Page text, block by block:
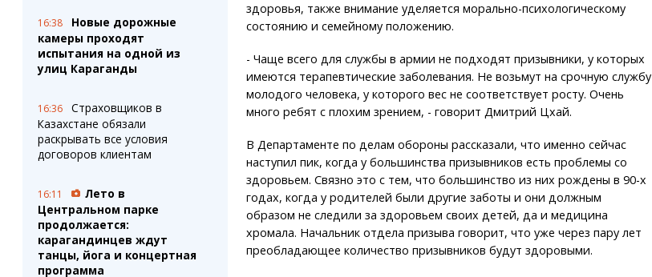
16:38
Новые дорожные
камеры проходят
испытания на одной из
улиц Караганды
16:36
Страховщиков в
Казахстане обязали
раскрывать все условия
договоров клиентам
16:11
Лето в
Центральном парке
продолжается:
карагандинцев ждут
танцы, йога и концертная
программа
здоровья, также внимание уделяется морально-психологическому
состоянию и семейному положению.
- Чаще всего для службы в армии не подходят призывники, у которых
имеются терапевтические заболевания. Не возьмут на срочную службу
молодого человека, у которого вес не соответствует росту. Очень
много ребят с плохим зрением, - говорит Дмитрий Цхай.
В Департаменте по делам обороны рассказали, что именно сейчас
наступил пик, когда у большинства призывников есть проблемы со
здоровьем. Связно это с тем, что большинство из них рождены в 90-х
годах, когда у родителей были другие заботы и они должным
образом не следили за здоровьем своих детей, да и медицина
хромала. Начальник отдела призыва говорит, что уже через пару лет
преобладающее количество призывников будут здоровыми.